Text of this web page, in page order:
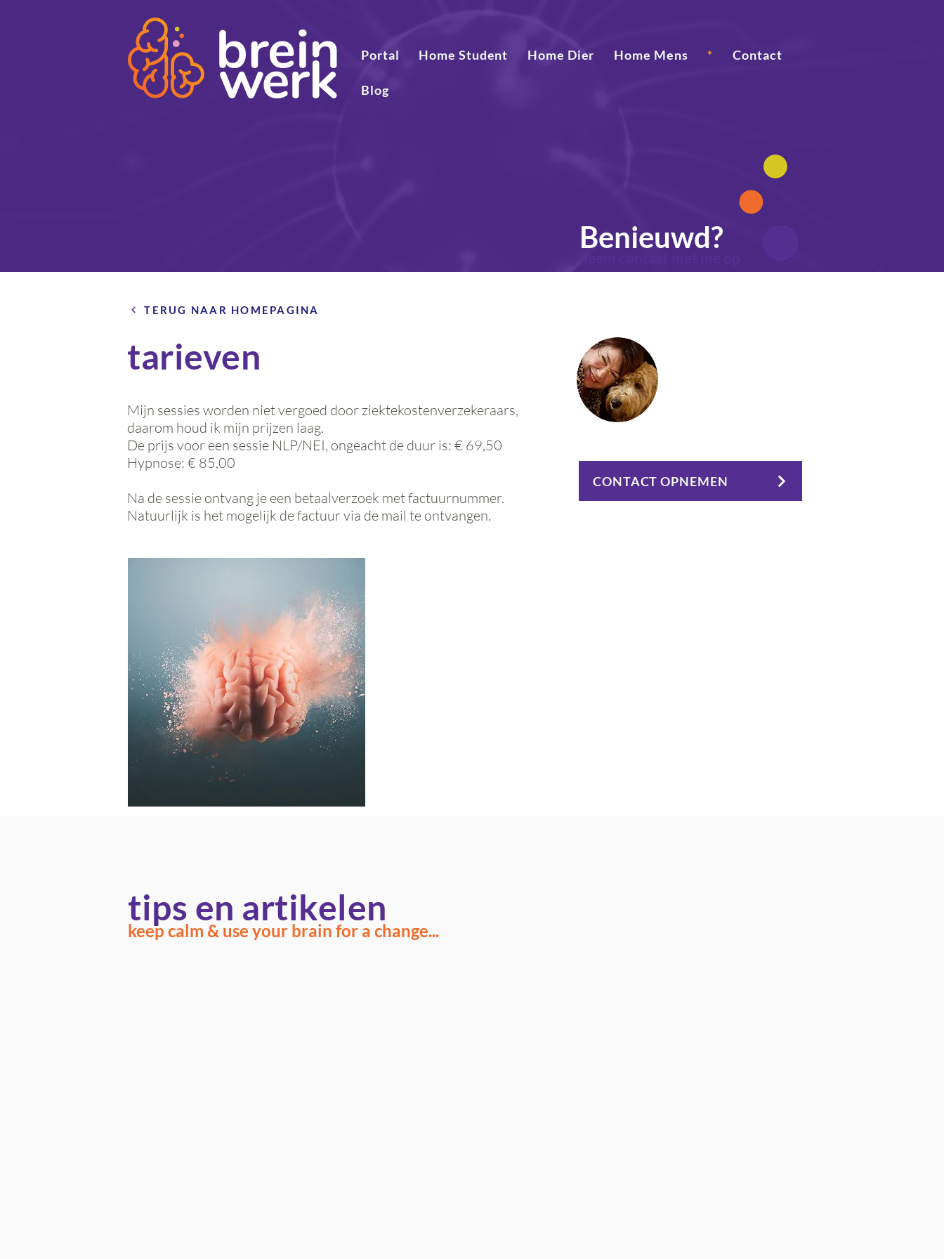
Portal Home Student Home Dier Home Mens * Contact
Blog
Benieuwd?
CONTACT OPNEMEN
tarieven
Mijn sessies worden niet vergoed door ziektekostenverzekeraars,
daarom houd ik mijn prijzen laag.
De prijs voor een sessie NLP/NEI, ongeacht de duur is: € 69,50
Hypnose: € 85,00
Na de sessie ontvang je een betaalverzoek met factuurnummer.
Natuurlijk is het mogelijk de factuur via de mail te ontvangen.
TERUG NAAR HOMEPAGINA
tips en artikelen
keep calm & use your brain for a change...